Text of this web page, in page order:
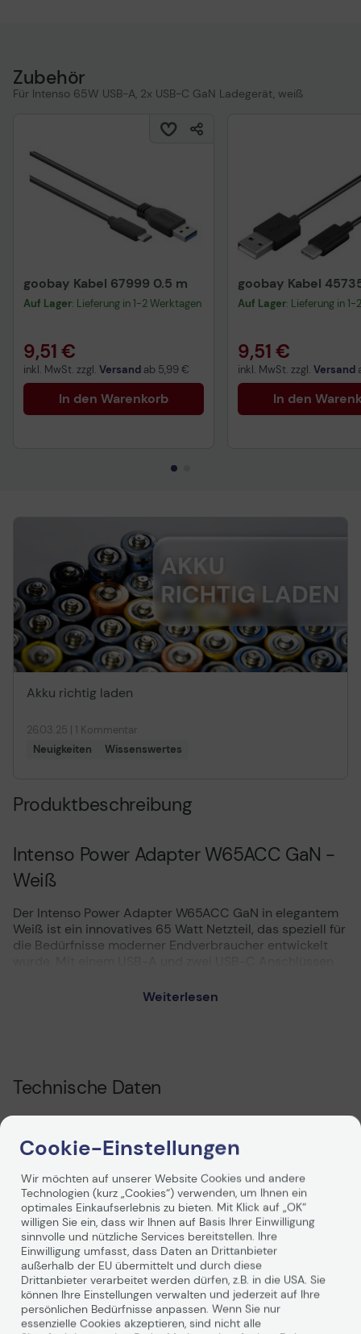
Zubehör
Für Intenso 65W USB-A, 2x USB-C GaN Ladegerät, weiß
goobay Kabel 67999 0.5 m
Auf Lager: Lieferung in 1-2 Werktagen
9,51 €
inkl. MwSt. zzgl. Versand ab 5,99 €
In den Warenkorb
goobay Kabel
Auf Lager: Lieferung in
9,51 €
inkl. MwSt. zzgl. Versand
In den
Akku richtig laden
26.03.25 | 1 Kommentar
Neuigkeiten
Wissenswertes
Produktbeschreibung
Intenso Power Adapter W65ACC GaN -
Weiß
Der Intenso Power Adapter W65ACC GaN in elegantem
Weiß ist ein innovatives 65 Watt Netzteil, das speziell für
die Bedürfnisse moderner Endverbraucher entwickelt
Anschlussmöglichkeiten, sodass Sie mehrere Geräte
Nitrid) ist der Intenso Power Adapter nicht nur
erheblich zu verkürzen, sodass Sie weniger Zeit mit
Warten verbringen und mehr Zeit für die wichtigen Dinge
im Leben haben. Die Kompatibilität mit allen gängigen
Smartphones macht den W65ACC zu einem
unverzichtbaren Begleiter für jeden, der Wert auf eine
zuverlässige und schnelle Ladeleistung legt.
Ein weiterer Vorteil des Intenso Power Adapters ist seine
universelle Einsatzfähigkeit. Mit einer unterstützten
Netzspannung von 100 – 240 Volt können Sie das
Netzteil weltweit nutzen, ohne sich um
Spannungsunterschiede sorgen zu müssen. Dies macht
ihn ideal für Reisen oder den Einsatz an verschiedenen
Weiterlesen
Technische Daten
Allgemeines
Typ
Ladegerät
Elektrische Spannung
20 V
Farbe
Weiß
Weiterlesen
Cookie-Einstellungen
Wir möchten auf unserer Website Cookies und andere
Technologien (kurz „Cookies“) verwenden, um Ihnen ein
optimales Einkaufserlebnis zu bieten. Mit Klick auf „OK“
willigen Sie ein, dass wir Ihnen auf Basis Ihrer Einwilligung
sinnvolle und nützliche Services bereitstellen. Ihre
Einwilligung umfasst, dass Daten an Drittanbieter
außerhalb der EU übermittelt und durch diese
Drittanbieter verarbeitet werden dürfen, z.B. in die USA. Sie
können Ihre Einstellungen verwalten und jederzeit auf Ihre
persönlichen Bedürfnisse anpassen. Wenn Sie nur
essenzielle Cookies akzeptieren, sind nicht alle